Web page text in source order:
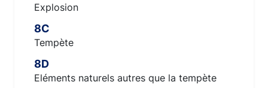
Explosion
8C
Tempète
8D
Eléments naturels autres que la tempète